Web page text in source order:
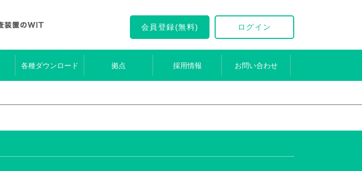
会員登録(無料) ログイン
各種ダウンロード 拠点 採用情報 お問い合わせ